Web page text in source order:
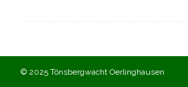
© 2025 Tönsbergwacht Oerlinghausen